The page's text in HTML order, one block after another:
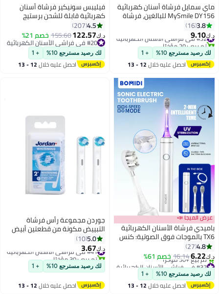
ماي سمايل فرشاة أسنان كهربائية
MySmile DY156 للبالغين، فرشاة
أسنان صوتية قابلة لإعادة الشحن
مؤقت ذكي بـ 2 دقيقة و 5 أوضاع،
45000 دورة في الدقيقة، شحنة
واحدة تكفي لمدة 60 يومًا (أسود،
مقاس متوسط)
3.8
16
د.ك‏9.10
#32 في فراشي الأسنان الكهربائية
تم بيع +20 مؤخرًا
#32 في فراشي الأسنان الكهربائية
لك رصيد مسترجع 10% + 1
احصل عليه خلال 12 - 13
فيليبس سونيكير فرشاة أسنان
كهربائية قابلة للشحن برستيج
سلسلة بتقنية والذكاء الاصطناعي
4.5
207
د.ك‏122.57
155.60خصم 21%
#20 في فراشي الأسنان الكهربائية
#20 في فراشي الأسنان الكهربائية
لك رصيد مسترجع 10% + 1
احصل عليه خلال 12 - 13
عرض الميجا 📣
باميدي فرشاة الأسنان الكهربائية
TX6 بالموجات فوق الصوتية: كنس
60 درجة للتنظيف العميق، 6 أوضاع
احترافية، تعقيم بالأشعة فوق
البنفسجية، مقاومة للماء IPX7،
وشحن من النوع C - رمادي
4.8
27
د.ك‏6.22
16.14خصم 61%
#37 في فراشي الأسنان الكهربائية
أقل سعر في 30 يوم
تم بيع +30 مؤخرًا
#37 في فراشي الأسنان الكهربائية
لك رصيد مسترجع 10% + 1
احصل عليه خلال 12 - 13
جوردن مجموعة رأس فرشاة
التبييض مكونة من قطعتين أبيض
5.0
10
د.ك‏3.67
#41 في فراشي الأسنان الكهربائية
تم بيع +30 مؤخرًا
#41 في فراشي الأسنان الكهربائية
لك رصيد مسترجع 10% + 1
احصل عليه خلال 12 - 13